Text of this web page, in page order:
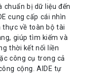
chuẩn bị dữ liệu đến
cung cấp cái nhìn
về toàn bộ tài
giúp tìm kiếm và
thời kết nối liền
công cụ trong cả
cộng. AIDE tự